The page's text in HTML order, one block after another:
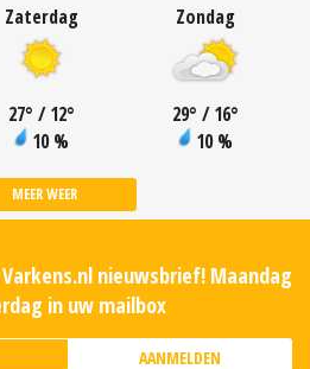
Zaterdag
27° / 12°
10 %
Zondag
29° / 16°
10 %
MEER WEER
nieuwsbrief! Maandag
in uw mailbox
AANMELDEN